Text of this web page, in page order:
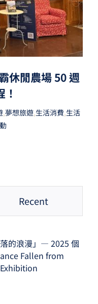
休閒農場 50 週
,夢想旅遊,生活消費,生活
Recent
落的浪漫」— 2025 個
Fallen from